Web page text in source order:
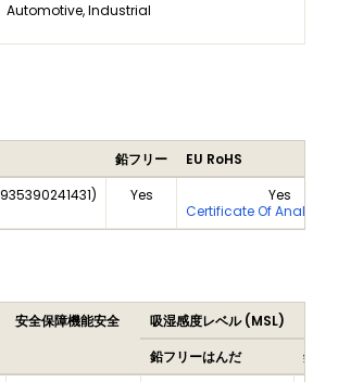
Automotive, Industrial
鉛フリー
EU RoHS
935390241431) Yes
Yes
Certificate Of Analysis
安全保障機能安全 吸湿感度レベル (MSL)
鉛フリーはんだ
鉛フ